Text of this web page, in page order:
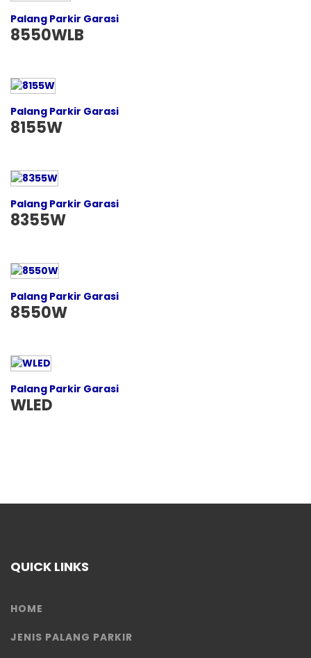
Palang Parkir Garasi
8550WLB
Palang Parkir Garasi
8155W
Palang Parkir Garasi
8355W
Palang Parkir Garasi
8550W
Palang Parkir Garasi
WLED
QUICK LINKS
HOME
JENIS PALANG PARKIR